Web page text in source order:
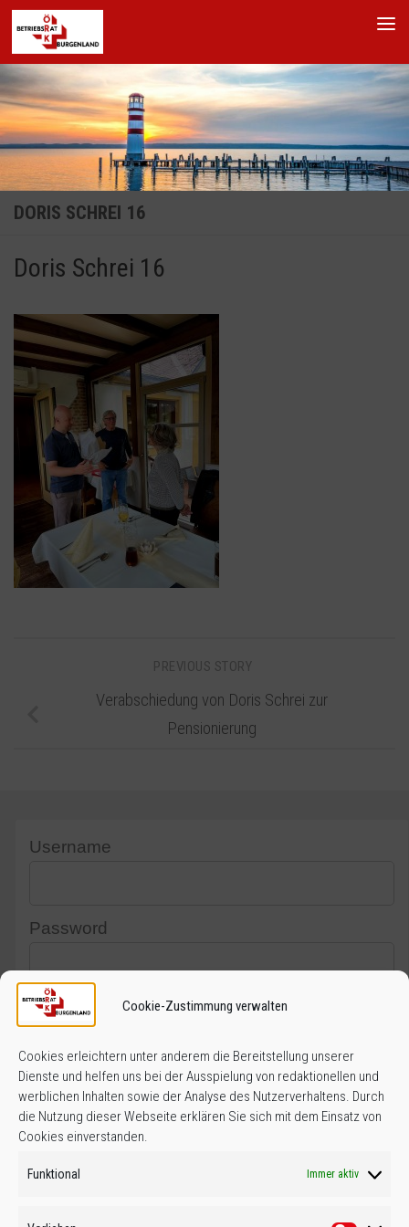
Cookie-Zustimmung verwalten
Cookies erleichtern unter anderem die Bereitstellung unserer
Dienste und helfen uns bei der Ausspielung von redaktionellen und
werblichen Inhalten sowie der Analyse des Nutzerverhaltens. Durch
die Nutzung dieser Webseite erklären Sie sich mit dem Einsatz von
Cookies einverstanden.
Funktional Immer aktiv
Skip to content
DORIS SCHREI 16
Doris Schrei 16
PREVIOUS STORY
Verabschiedung von Doris Schrei zur
Pensionierung
Username
Password
Captcha
Remember Me